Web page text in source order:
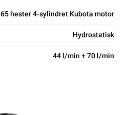
65 hester 4-sylindret Kubota motor
Hydrostatisk
44 l/min + 70 l/min